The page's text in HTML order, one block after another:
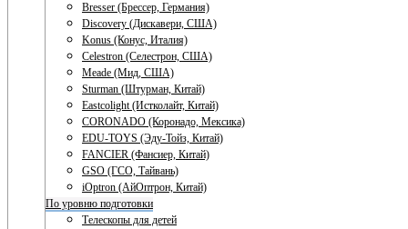
Bresser (Брессер, Германия)
Discovery (Дискавери, США)
Konus (Конус, Италия)
Celestron (Селестрон, США)
Meade (Мид, США)
Sturman (Штурман, Китай)
Eastcolight (Истколайт, Китай)
CORONADO (Коронадо, Мексика)
EDU-TOYS (Эду-Тойз, Китай)
FANCIER (Фансиер, Китай)
GSO (ГСО, Тайвань)
iOptron (АйОптрон, Китай)
По уровню подготовки
Телескопы для детей